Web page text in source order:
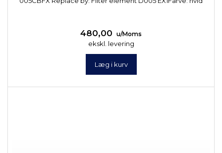
480,00 u/Moms
ekskl. levering
Læg i kurv